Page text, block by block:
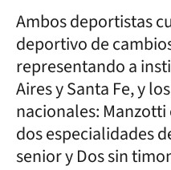
Ambos deportistas
deportivo de
representando a
Aires y Santa Fe, y
nacionales:
dos especialidades
senior y Dos sin